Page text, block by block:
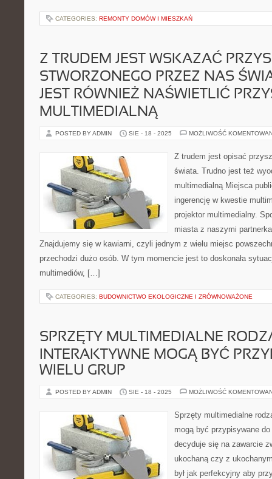
CATEGORIES: REMONTY DOMÓW I MIESZKAŃ
Z TRUDEM JEST WSKAZAĆ
STWORZONEGO PRZEZ NAS
JEST RÓWNIEŻ NAŚWIETLIĆ
MULTIMEDIALNĄ
POSTED BY ADMIN SIE - 18 - 2025 MOŻLIWOŚĆ
Z trudem jest opisać
świata. Trudno jest też
multimedialną Miejsca
ingerencję w kwestie
projektor multimedialny.
miasta z naszymi
Znajdujemy się w kawiarni, czyli jednym z wielu miejsc
przechodzi dużo osób. W tym momencie jest to doskonała
multimediów, […]
CATEGORIES: BUDOWNICTWO EKOLOGICZNE I ZRÓWNOWAŻONE
SPRZĘTY MULTIMEDIALNE
INTERAKTYWNE MOGĄ BYĆ
WIELU GRUP
POSTED BY ADMIN SIE - 18 - 2025 MOŻLIWOŚĆ
Sprzęty multimedialne
mogą być przypisywane
decyduje się na zawarcie
ukochaną czy z
był jak perfekcyjny aby